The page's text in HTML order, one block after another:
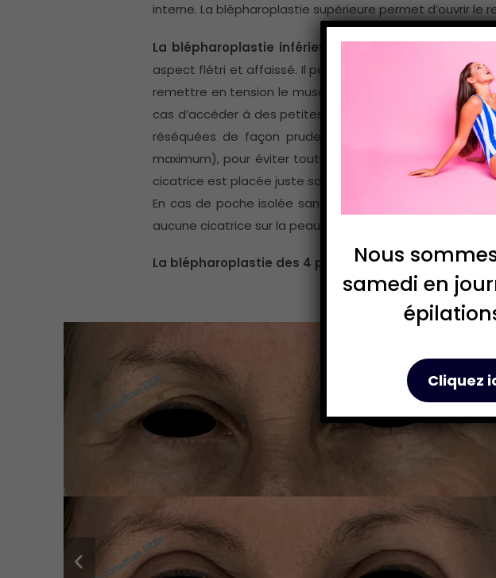
interne. La blépharoplastie supérieure permet d’ouvrir le
La blépharoplastie inférieure
, destinée aux défauts
aspect flétri et affaissé. Il peut s’agir d’excès de peau
remettre en tension le muscle orbiculaire en le fixant
cas d’accéder à des petites hernies graisseuses
réséquées de façon prudente. La peau doit
maximum), pour éviter tout risque d’ectropion
cicatrice est placée juste sous les cils et peut ainsi être
En cas de poche isolée sans excès ou distension de la
aucune cicatrice sur la peau.
La blépharoplastie des 4 paupièrescombine
Nous
samedi en
Cliquez